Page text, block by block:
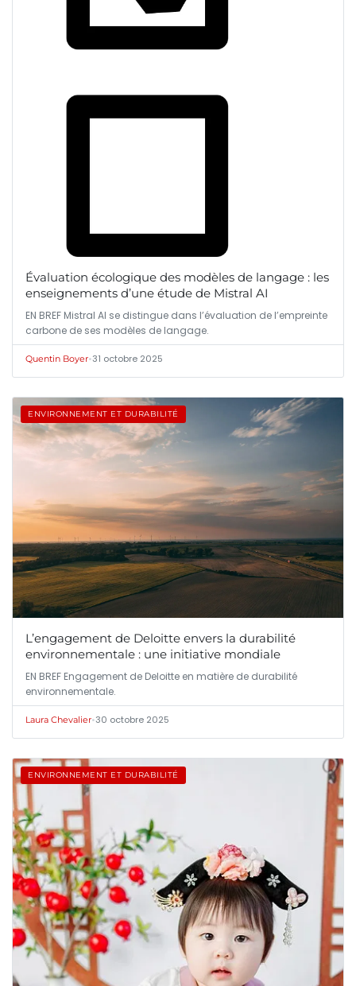
Évaluation écologique des modèles de langage : les
enseignements d’une étude de Mistral AI
EN BREF Mistral AI se distingue dans l’évaluation de l’empreinte
carbone de ses modèles de langage.
Quentin Boyer•31 octobre 2025
ENVIRONNEMENT ET DURABILITÉ
L’engagement de Deloitte envers la durabilité
environnementale : une initiative mondiale
EN BREF Engagement de Deloitte en matière de durabilité
environnementale.
Laura Chevalier•30 octobre 2025
ENVIRONNEMENT ET DURABILITÉ